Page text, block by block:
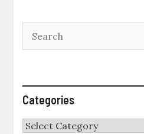
Categories
Categories